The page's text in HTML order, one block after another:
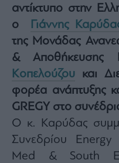
Architecture
&
Design
Fashion
&
Art
Watches
For
Two
αντίκτυπο στην
ο
Γιάννης
της Μονάδας
& Αποθήκευσης
Κοπελούζου και
φορέα ανάπτυξης
GREGY στο
Ο κ. Καρύδας
Συνεδρίου
Med & South